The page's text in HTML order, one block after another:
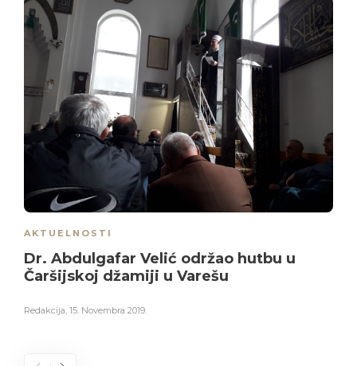
AKTUELNOSTI
Dr. Abdulgafar Velić održao hutbu u
Čaršijskoj džamiji u Varešu
Redakcija 15. Novembra 2019.